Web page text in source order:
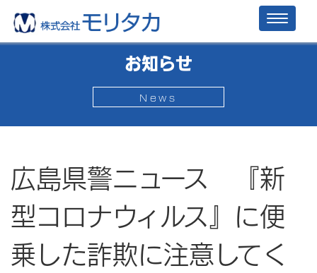
お知らせ
News
広島県警ニュース 『新
型コロナウィルス』に便
乗した詐欺に注意してく